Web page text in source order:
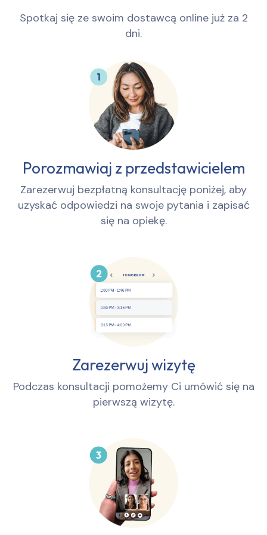
Spotkaj się ze swoim dostawcą online już za 2
dni.
Porozmawiaj z przedstawicielem
Zarezerwuj bezpłatną konsultację poniżej, aby
uzyskać odpowiedzi na swoje pytania i zapisać
się na opiekę.
Zarezerwuj wizytę
Podczas konsultacji pomożemy Ci umówić się na
pierwszą wizytę.